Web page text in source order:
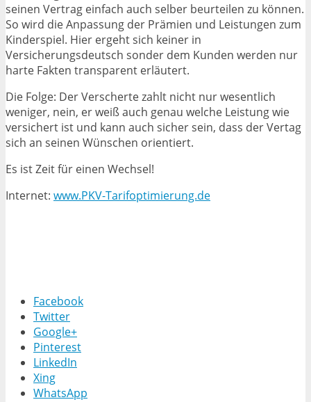
seinen Vertrag einfach auch selber beurteilen zu können.
So wird die Anpassung der Prämien und Leistungen zum
Kinderspiel. Hier ergeht sich keiner in
Versicherungsdeutsch sonder dem Kunden werden nur
harte Fakten transparent erläutert.
Die Folge: Der Verscherte zahlt nicht nur wesentlich
weniger, nein, er weiß auch genau welche Leistung wie
versichert ist und kann auch sicher sein, dass der Vertag
sich an seinen Wünschen orientiert.
Es ist Zeit für einen Wechsel!
Internet: www.PKV-Tarifoptimierung.de
Facebook
Twitter
Google+
Pinterest
LinkedIn
Xing
WhatsApp